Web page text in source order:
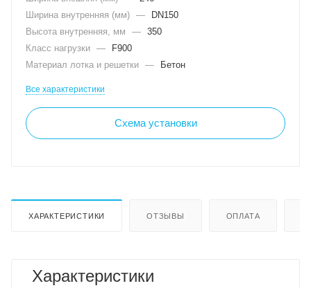
Ширина внутренняя (мм) —
DN150
Высота внутренняя, мм
— 350
Класс нагрузки —
F900
Материал лотка и решетки — Бетон
Все характеристики
Схема установки
ХАРАКТЕРИСТИКИ ОТЗЫВЫ ОПЛАТА
Характеристики